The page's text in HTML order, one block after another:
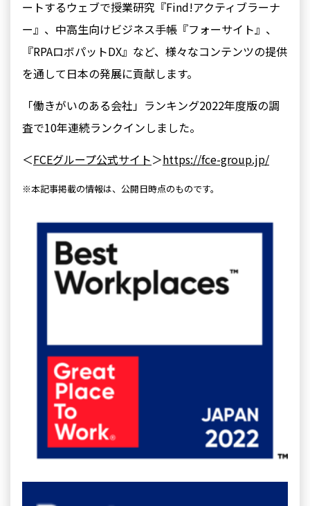
ートするウェブで授業研究『Find!アクティブラーナ
ー』、中高生向けビジネス手帳『フォーサイト』、
『RPAロボパットDX』など、様々なコンテンツの提供
を通して日本の発展に貢献します。
「働きがいのある会社」ランキング2022年度版の調
査で10年連続ランクインしました。
＜FCEグループ公式サイト＞https://fce-group.jp/
※本記事掲載の情報は、公開日時点のものです。